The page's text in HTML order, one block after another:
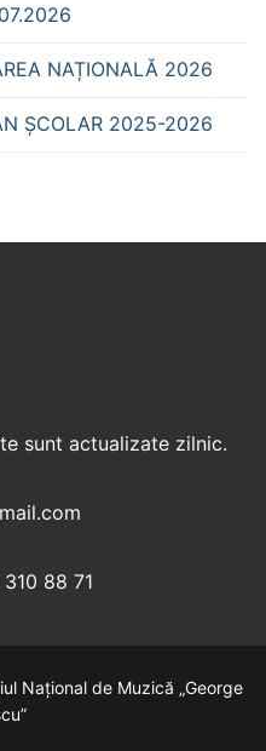
NAȚIONALĂ 2026
ȘCOLAR 2025-2026
sunt actualizate zilnic.
88 71
Național de Muzică „George